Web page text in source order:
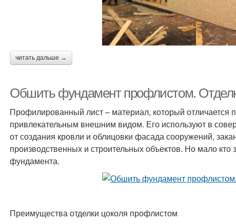
читать дальше →
Обшить фундамент профлистом.
Профилированный лист – материал, который отличается
привлекательным внешним видом. Его используют в
от создания кровли и облицовки фасада сооружений,
производственных и строительных объектов. Но мало
фундамента.
Преимущества отделки цоколя профлистом